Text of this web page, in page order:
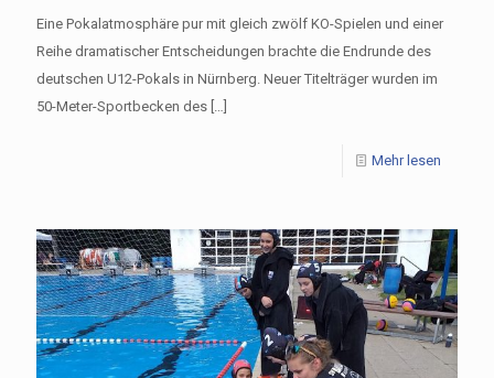
Eine Pokalatmosphäre pur mit gleich zwölf KO-Spielen und einer
Reihe dramatischer Entscheidungen brachte die Endrunde des
deutschen U12-Pokals in Nürnberg. Neuer Titelträger wurden im
50-Meter-Sportbecken des […]
Mehr lesen